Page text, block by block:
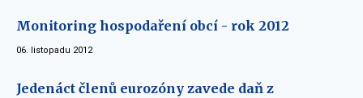
Monitoring hospodaření obcí - rok 2012
06. listopadu 2012
Jedenáct členů eurozóny zavede daň z